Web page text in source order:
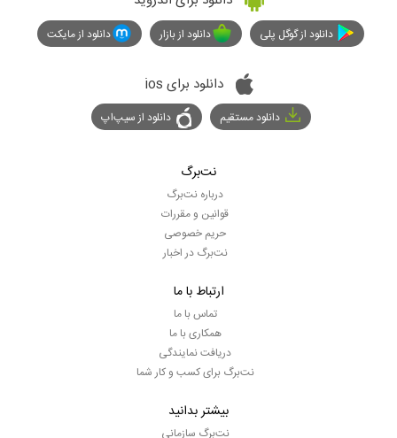
دانلود از گوگل پلی دانلود از بازار دانلود از مایکت
دانلود برای ios
دانلود مستقیم دانلود از سیپ‌اپ
نت‌برگ
درباره نت‌برگ
قوانین و مقررات
حریم خصوصی
نت‌برگ در اخبار
ارتباط با ما
تماس با ما
همکاری با ما
دریافت نمایندگی
نت‌برگ برای کسب و کار شما
بیشتر بدانید
نت‌برگ سازمانی